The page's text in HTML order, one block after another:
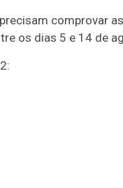
comprovar
os dias 5 e 14 de